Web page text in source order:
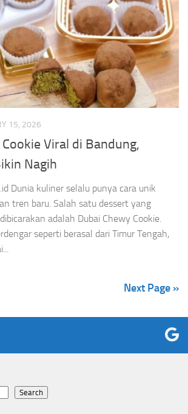
15, 2026
Viral di Bandung,
Nagih
Dunia kuliner selalu punya cara unik
tren baru. Salah satu dessert yang
adalah Dubai Chewy Cookie.
seperti berasal dari Timur Tengah,
Next Page »
Search